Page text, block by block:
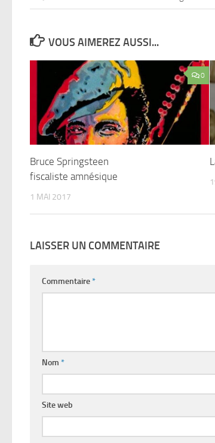
VOUS AIMEREZ AUSSI...
0
Bruce Springsteen
fiscaliste amnésique
1 MAI 2017
LAISSER UN COMMENTAIRE
Commentaire*
Nom *
Site web